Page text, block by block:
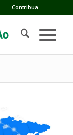
Contribua